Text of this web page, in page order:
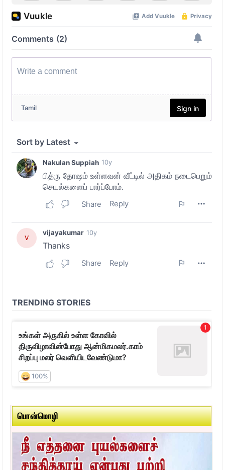
பொன்மொழி